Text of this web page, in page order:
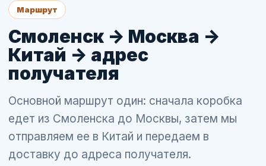
Маршрут
Смоленск -> Москва ->
Китай -> адрес
получателя
Основной маршрут один: сначала коробка
едет из Смоленска до Москвы, затем мы
отправляем ее в Китай и передаем в
доставку до адреса получателя.